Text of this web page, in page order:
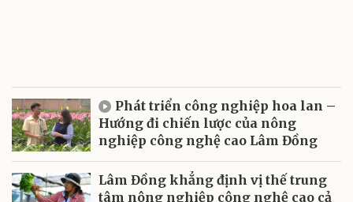
Phát triển công nghiệp hoa lan –
Hướng đi chiến lược của nông
nghiệp công nghệ cao Lâm Đồng
Lâm Đồng khẳng định vị thế trung
tâm nông nghiệp công nghệ cao cả